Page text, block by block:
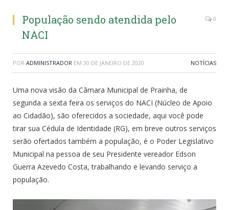
População sendo atendida pelo
NACI
0
POR ADMINISTRADOR EM 30 DE JANEIRO DE 2020 NOTÍCIAS
Uma nova visão da Câmara Municipal de Prainha, de
segunda a sexta feira os serviços do NACI (Núcleo de Apoio
ao Cidadão), são oferecidos a sociedade, aqui você pode
tirar sua Cédula de Identidade (RG), em breve outros serviços
serão ofertados também a população, é o Poder Legislativo
Municipal na pessoa de seu Presidente vereador Edson
Guerra Azevedo Costa, trabalhando e levando serviço a
população.